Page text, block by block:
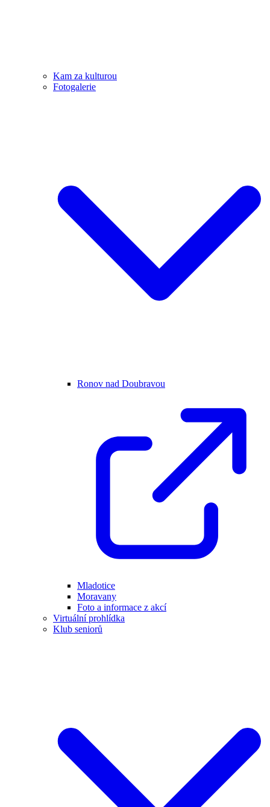
Kam za kulturou
Fotogalerie
Ronov nad Doubravou
Mladotice
Moravany
Foto a informace z akcí
Virtuální prohlídka
Klub seniorů